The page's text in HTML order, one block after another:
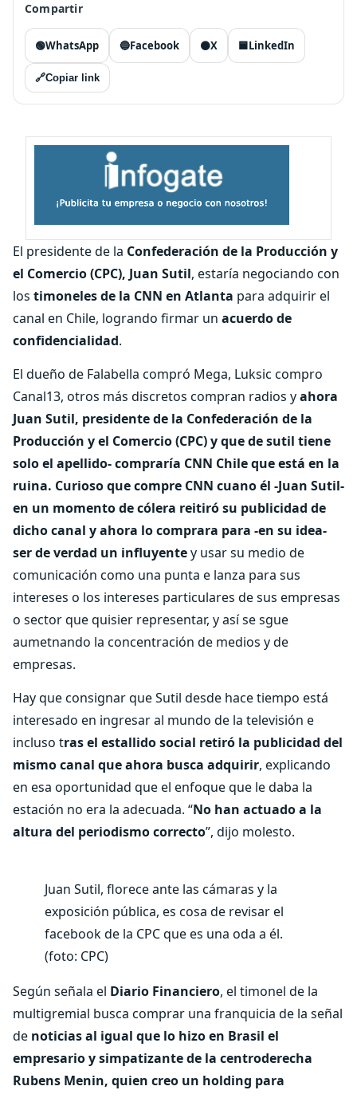
Compartir
🟢WhatsApp 🔵Facebook ⚫X 🟦LinkedIn
🔗Copiar link
El presidente de la Confederación de la Producción y
el Comercio (CPC), Juan Sutil, estaría negociando con
los timoneles de la CNN en Atlanta para adquirir el
canal en Chile, logrando firmar un acuerdo de
confidencialidad.
El dueño de Falabella compró Mega, Luksic compro
Canal13, otros más discretos compran radios yahora
Juan Sutil, presidente de la Confederación de la
Producción y el Comercio (CPC) y que de sutil tiene
solo el apellido- compraría CNN Chile que está en la
ruina. Curioso que compre CNN cuano él -Juan Sutil-
en un momento de cólera reitiró su publicidad de
dicho canal y ahora lo comprara para -en su idea-
ser de verdad un influyentey usar su medio de
comunicación como una punta e lanza para sus
intereses o los intereses particulares de sus empresas
o sector que quisier representar, y así se sgue
aumetnando la concentración de medios y de
empresas.
Hay que consignar que Sutil desde hace tiempo está
interesado en ingresar al mundo de la televisión e
incluso tras el estallido social retiró la publicidad del
mismo canal que ahora busca adquirir, explicando
en esa oportunidad que el enfoque que le daba la
estación no era la adecuada. “No han actuado a la
altura del periodismo correcto”, dijo molesto.
Juan Sutil, florece ante las cámaras y la
exposición pública, es cosa de revisar el
facebook de la CPC que es una oda a él.
(foto: CPC)
Según señala el Diario Financiero, el timonel de la
multigremial busca comprar una franquicia de la señal
de noticias al igual que lo hizo en Brasil el
empresario y simpatizante de la centroderecha
Rubens Menin, quien creo un holding para